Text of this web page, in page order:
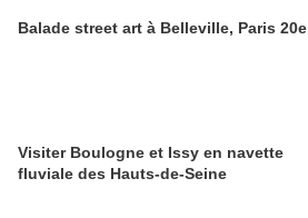
Balade street art à Belleville, Paris 20e
Visiter Boulogne et Issy en navette
fluviale des Hauts-de-Seine